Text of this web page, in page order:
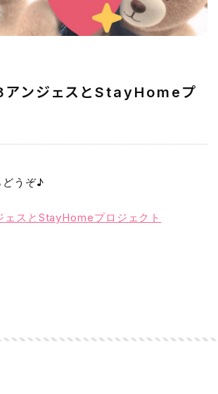
ンジェスとStayHomeプ
どうぞ♪
スとStayHomeプロジェクト